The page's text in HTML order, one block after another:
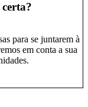
para se juntarem à
em conta a sua